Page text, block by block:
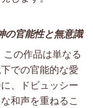
の官能性と無意識
の作品は単なる
での官能的な愛
、ドビュッシー
和声を重ねるこ